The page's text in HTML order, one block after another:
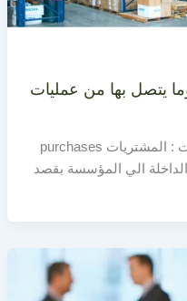
يتصل بها من عمليات
المشتريات وما يتصل بها من عمليات : المشتريات purchases
الي المؤسسة بقصد